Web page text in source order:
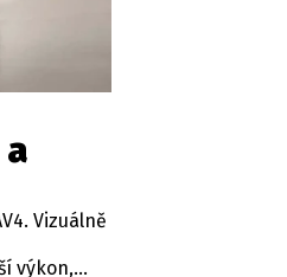
Vizuálně
výkon,